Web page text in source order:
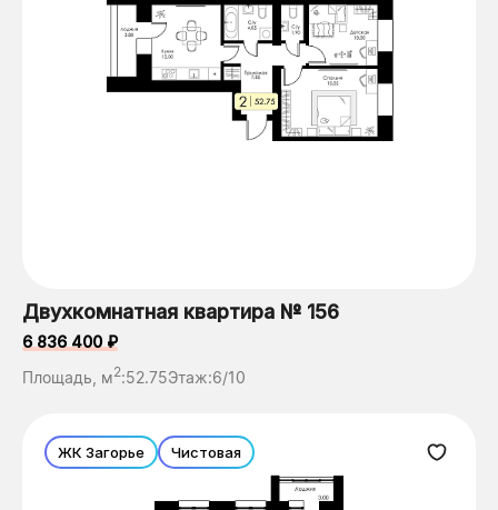
Двухкомнатная квартира № 156
6 836 400 ₽
Площадь, м2:52.75Этаж:6/10
ЖК Загорье Чистовая